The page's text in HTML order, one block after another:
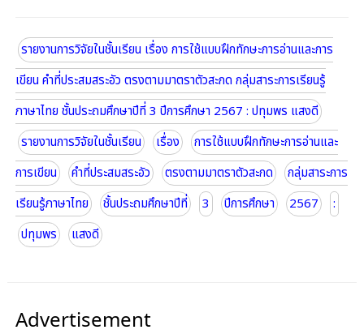
รายงานการวิจัยในชั้นเรียน เรื่อง การใช้แบบฝึกทักษะการอ่านและการ
เขียน คำที่ประสมสระอัว ตรงตามมาตราตัวสะกด กลุ่มสาระการเรียนรู้
ภาษาไทย ชั้นประถมศึกษาปีที่ 3 ปีการศึกษา 2567 : ปทุมพร แสงดี
รายงานการวิจัยในชั้นเรียน
เรื่อง
การใช้แบบฝึกทักษะการอ่านและ
การเขียน
คำที่ประสมสระอัว ตรงตามมาตราตัวสะกด
กลุ่มสาระการ
เรียนรู้ภาษาไทย
ชั้นประถมศึกษาปีที่ 3 ปีการศึกษา 2567
:
ปทุมพร
แสงดี
Advertisement